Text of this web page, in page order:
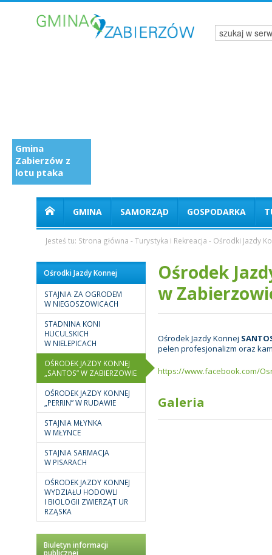
Gmina
Zabierzów z
lotu ptaka
GMINA SAMORZĄD GOSPODARKA
Jesteś tu: Strona główna -Turystyka i Rekreacja - Ośrodki Jazdy
Ośrodki Jazdy Konnej
STAJNIA ZA OGRODEM
W NIEGOSZOWICACH
STADNINA KONI
HUCULSKICH
W NIELEPICACH
OŚRODEK JAZDY KONNEJ
„SANTOS” W ZABIERZOWIE
OŚRODEK JAZDY KONNEJ
„PERRIN” W RUDAWIE
STAJNIA MŁYNKA
W MŁYNCE
STAJNIA SARMACJA
W PISARACH
OŚRODEK JAZDY KONNEJ
WYDZIAŁU HODOWLI
I BIOLOGII ZWIERZĄT UR
RZĄSKA
Biuletyn informacji
publicznej
Ośrodek
w
Ośrodek Jazdy Konnej
pełen profesjonalizm oraz
https://www.facebook.com/
Galeria